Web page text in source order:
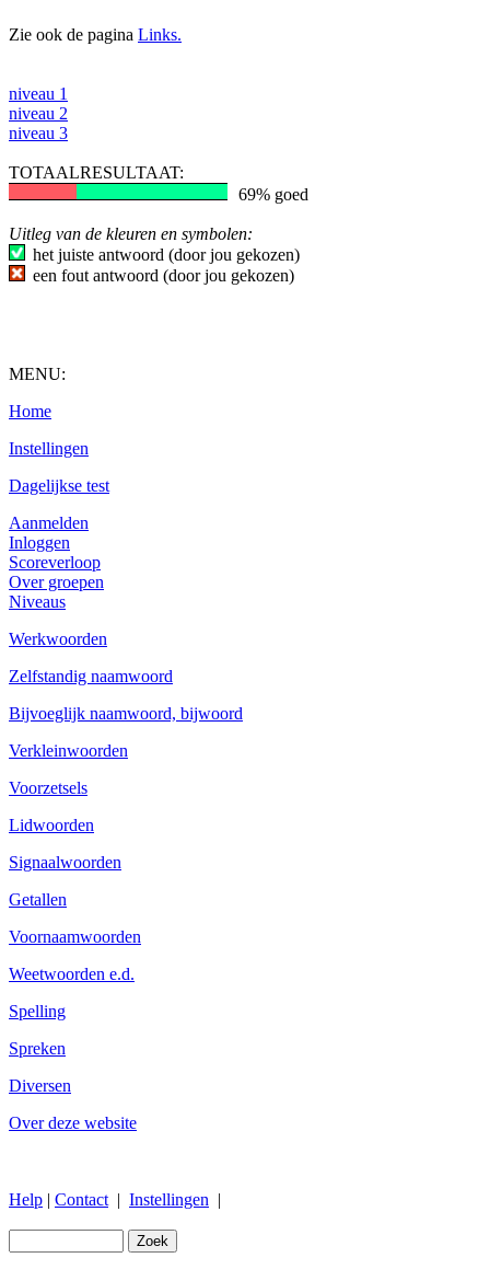
Zie ook de pagina Links.
niveau 1
niveau 2
niveau 3
TOTAALRESULTAAT:
69% goed
Uitleg van de kleuren en symbolen:
het juiste antwoord (door jou gekozen)
een fout antwoord (door jou gekozen)
MENU:
Home
Instellingen
Dagelijkse test
Aanmelden
Inloggen
Scoreverloop
Over groepen
Niveaus
Werkwoorden
Zelfstandig naamwoord
Bijvoeglijk naamwoord, bijwoord
Verkleinwoorden
Voorzetsels
Lidwoorden
Signaalwoorden
Getallen
Voornaamwoorden
Weetwoorden e.d.
Spelling
Spreken
Diversen
Over deze website
Help | Contact | Instellingen |